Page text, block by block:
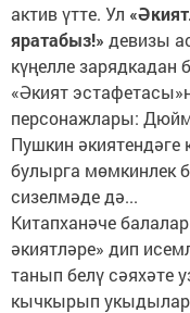
актив үтте. Ул
яратабыз!» девизы
күңелле
«Әкият
персонажлары:
Пушкин әкиятендәге
булырга мөмкинлек
сизелмәде дә...
Китапханәче
әкиятләре» дип
танып белү сәяхәте
кычкырып укыдылар.